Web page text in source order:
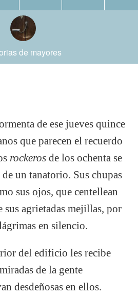
de mayores
de ese jueves quince
que parecen el recuerdo
rockerosde los ochenta se
un tanatorio. Sus chupas
sus ojos, que centellean
agrietadas mejillas, por
en silencio.
del edificio les recibe
de la gente
desdeñosas en ellos.